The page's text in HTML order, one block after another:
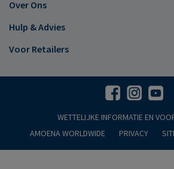
Over Ons
Hulp & Advies
Voor Retailers
WETTELIJKE INFORMATIE EN
AMOENA WORLDWIDE
PRIVACY